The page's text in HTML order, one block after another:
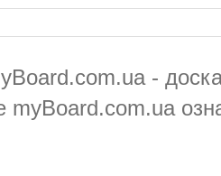
-
myBoard.com.ua